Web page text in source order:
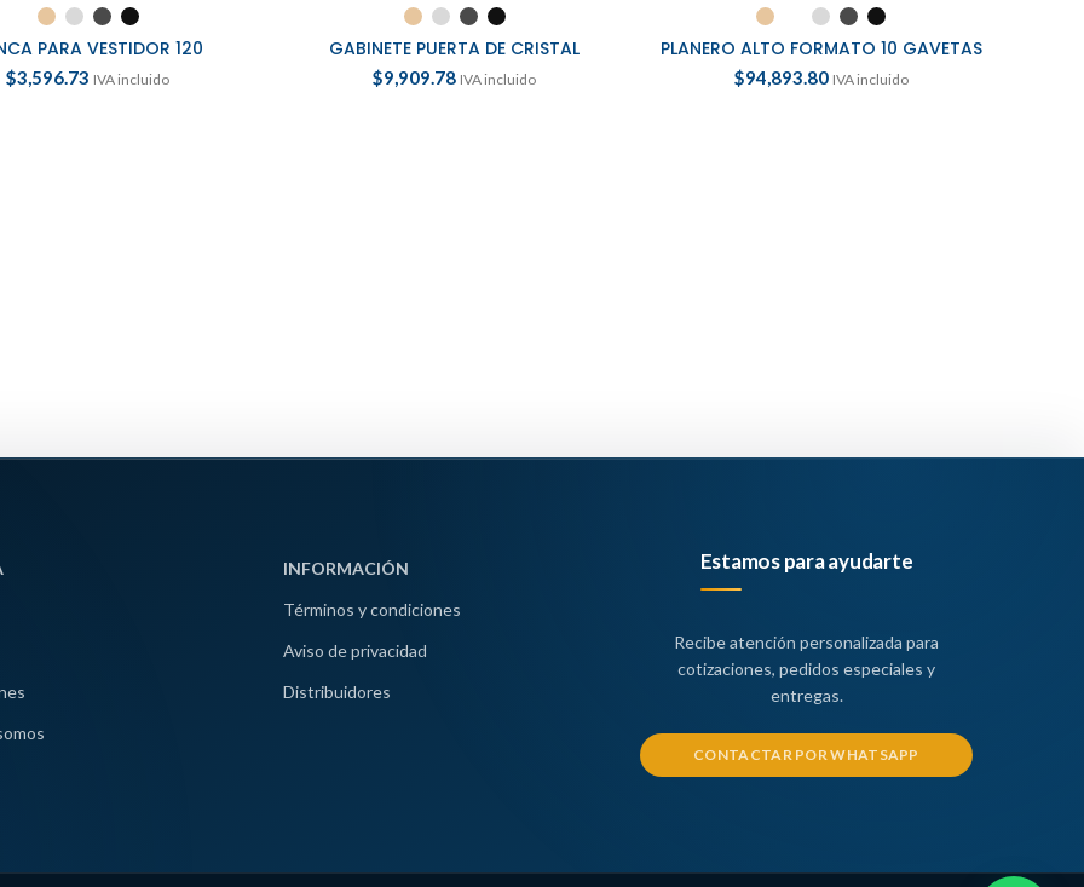
OPCIONES
PARA VESTIDOR 120
$3,596.73 IVA incluido
SELECCIONAR OPCIONES
GABINETE PUERTA DE CRISTAL
$9,909.78 IVA incluido
SELECCIONAR OPCIONES
PLANERO ALTO FORMATO 10 GAVETAS
$94,893.80 IVA incluido
INFORMACIÓN
Términos y condiciones
Aviso de privacidad
Distribuidores
Estamos para ayudarte
Recibe atención personalizada para
cotizaciones, pedidos especiales y
entregas.
CONTACTAR POR WHATSAPP